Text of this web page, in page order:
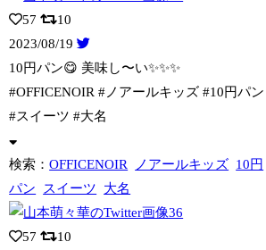
57
10
2023/08/19
10円パン😋 美味し〜い✨✨✨
#OFFICENOIR #ノアールキッズ #10円パン
#スイーツ #大名
検索：OFFICENOIR ノアールキッズ 10円
パン
スイーツ 大名
57
10